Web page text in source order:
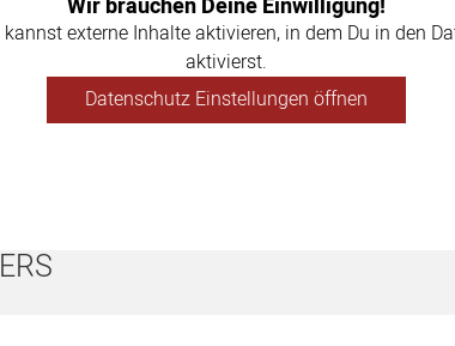
externe Inhalte aktivieren, in dem Du in den
aktivierst.
Datenschutz Einstellungen öffnen